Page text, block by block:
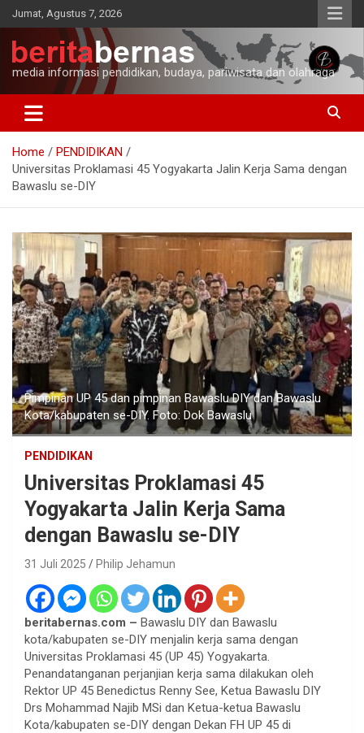
Skip
to
content
Jumat, Agustus 7, 2026
media informasi pendidikan, budaya, pariwisata dan olahraga
Home
PENDIDIKAN
Universitas Proklamasi 45 Yogyakarta Jalin Kerja Sama dengan
Bawaslu se-DIY
Pimpinan UP 45 dan pimpinan Bawaslu DIY dan Bawaslu
Kota/kabupaten se-DIY. Foto: Dok Bawaslu
PENDIDIKAN
Universitas Proklamasi 45
Yogyakarta Jalin Kerja Sama
dengan Bawaslu se-DIY
31 Juli 2025 Philip Jehamun
beritabernas.com – Bawaslu DIY dan Bawaslu
kota/kabupaten se-DIY menjalin kerja sama dengan
Universitas Proklamasi 45 (UP 45) Yogyakarta.
Penandatanganan perjanjian kerja sama dilakukan oleh
Rektor UP 45 Benedictus Renny See, Ketua Bawaslu DIY
Drs Mohammad Najib MSi dan Ketua-ketua Bawaslu
Kota/kabupaten se-DIY dengan Dekan FH UP 45 di